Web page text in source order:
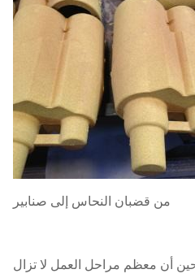
من قضبان النحاس إلى صنابير
حين أن معظم مراحل العمل لا تزال